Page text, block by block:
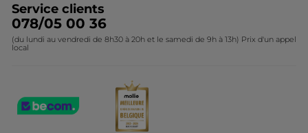
Service clients
078/05 00 36
(du lundi au vendredi de 8h30 à 20h et le samedi de 9h à 13h) Prix d'un appel
local